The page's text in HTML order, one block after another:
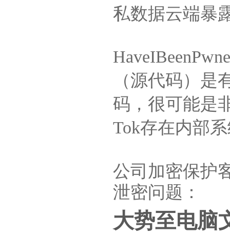
私数据云端暴
（源代码）
码，很可能是
Tok存在内部
公司加密保护
泄密问题：
大势至电脑